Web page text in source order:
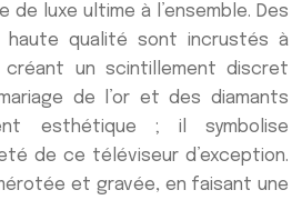
luxe ultime à l’ensemble. Des
haute qualité sont incrustés à
créant un scintillement discret
de l’or et des diamants
esthétique ; il symbolise
de ce téléviseur d’exception.
et gravée, en faisant une